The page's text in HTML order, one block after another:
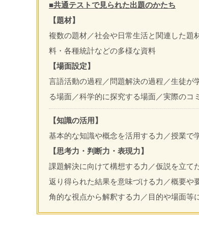
■共通テストで見られた出題のかたち
【題材】
複数の題材／社会や日常生活と関連した題
料・各種統計などの多様な資料
【場面設定】
言語活動の過程／問題解決の過程／生徒が
る場面／科学的に探究する場面／実際の
【知識の活用】
基本的な知識や概念を活用する力／授業で
【思考力・判断力・表現力】
課題解決に向けて構想する力／仮説を立て
返り得られた結果を意味づける力／概要や
角的な視点から解釈する力／目的や場面等